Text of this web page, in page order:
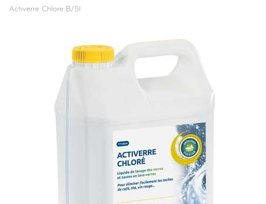
Activerre Chlore B/5l